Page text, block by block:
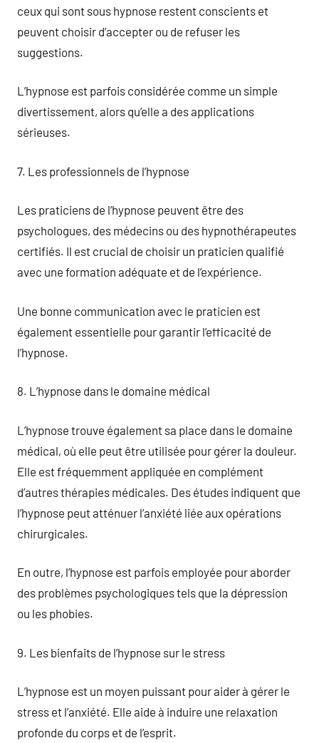
ceux qui sont sous hypnose restent conscients et
peuvent choisir d’accepter ou de refuser les
suggestions.
L’hypnose est parfois considérée comme un simple
divertissement, alors qu’elle a des applications
sérieuses.
7. Les professionnels de l’hypnose
Les praticiens de l’hypnose peuvent être des
psychologues, des médecins ou des hypnothérapeutes
certifiés. Il est crucial de choisir un praticien qualifié
avec une formation adéquate et de l’expérience.
Une bonne communication avec le praticien est
également essentielle pour garantir l’efficacité de
l’hypnose.
8. L’hypnose dans le domaine médical
L’hypnose trouve également sa place dans le domaine
médical, où elle peut être utilisée pour gérer la douleur.
Elle est fréquemment appliquée en complément
d’autres thérapies médicales. Des études indiquent que
l’hypnose peut atténuer l’anxiété liée aux opérations
chirurgicales.
En outre, l’hypnose est parfois employée pour aborder
des problèmes psychologiques tels que la dépression
ou les phobies.
9. Les bienfaits de l’hypnose sur le stress
L’hypnose est un moyen puissant pour aider à gérer le
stress et l’anxiété. Elle aide à induire une relaxation
profonde du corps et de l’esprit.